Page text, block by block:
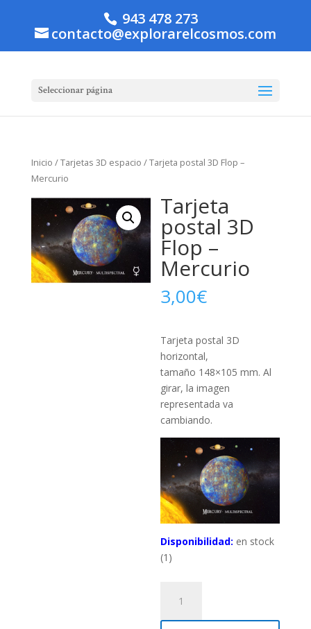
943 478 273
contacto@explorarelcosmos.com
Seleccionar página
Inicio /Tarjetas 3D espacio / Tarjeta postal 3D Flop –
Mercurio
Tarjeta
postal 3D
Flop –
Mercurio
3,00€
Tarjeta postal 3D
horizontal,
tamaño 148×105 mm. Al
girar, la imagen
representada va
cambiando.
Disponibilidad: en stock
(1)
postal
3D